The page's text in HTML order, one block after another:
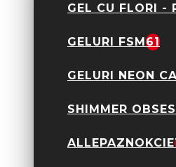
GEL CU FLORI -
GELURI FSM61
GELURI NEON
SHIMMER
ALLEPAZNOKCIE
9,90 Lei 29,00 Lei
Spuma pentru
cuticule Everin